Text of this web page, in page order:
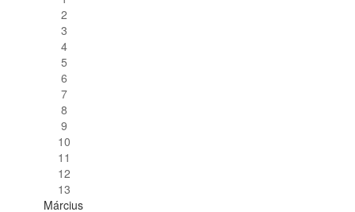
2
3
4
5
6
7
8
9
10
11
12
13
Március